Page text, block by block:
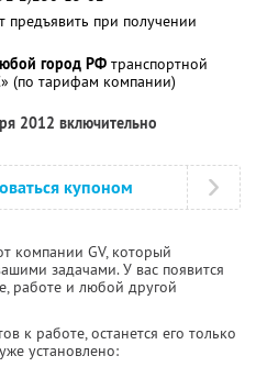
предъявить при получении
город РФ транспортной
(по тарифам компании)
2012 включительно
купоном
компании GV, который
задачами. У вас появится
работе и любой другой
к работе, останется его только
установлено: